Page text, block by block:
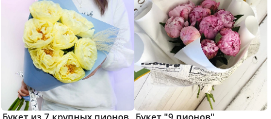
Букет из 7 крупных пионов Букет "9 пионов"